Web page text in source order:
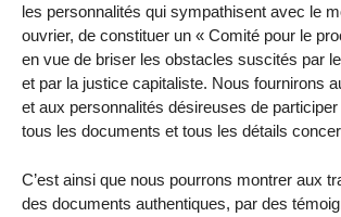
les personnalités qui sympathisent avec le
ouvrier, de constituer un « Comité pour le
en vue de briser les obstacles suscités par
et par la justice capitaliste. Nous fournirons
et aux personnalités désireuses de
tous les documents et tous les détails
C’est ainsi que nous pourrons montrer aux
des documents authentiques, par des